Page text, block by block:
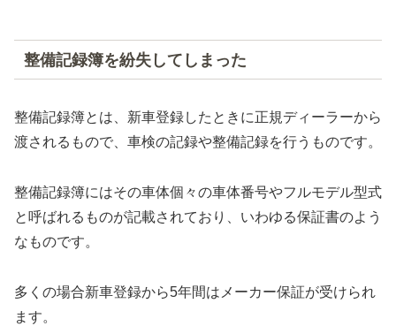
整備記録簿を紛失してしまった
整備記録簿とは、新車登録したときに正規ディーラーから
渡されるもので、車検の記録や整備記録を行うものです。
整備記録簿にはその車体個々の車体番号やフルモデル型式
と呼ばれるものが記載されており、いわゆる保証書のよう
なものです。
多くの場合新車登録から5年間はメーカー保証が受けられ
ます。